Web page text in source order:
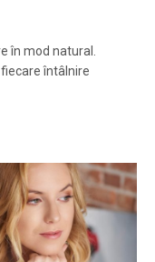
în mod natural.
întâlnire